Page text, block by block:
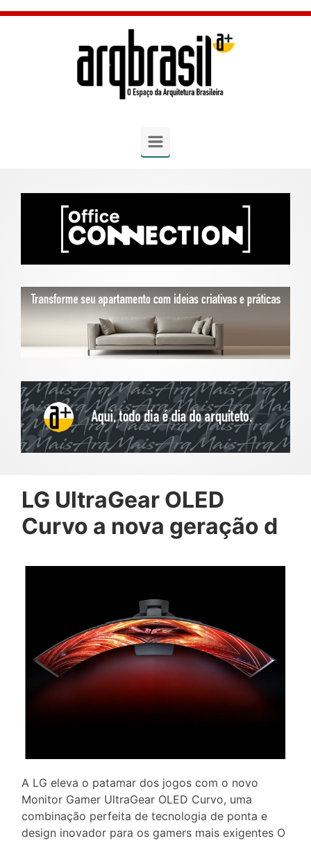
Skip to main content
LG UltraGear OLED
Curvo a nova geração d
A LG eleva o patamar dos jogos com o novo
Monitor Gamer UltraGear OLED Curvo, uma
combinação perfeita de tecnologia de ponta e
design inovador para os gamers mais exigentes O